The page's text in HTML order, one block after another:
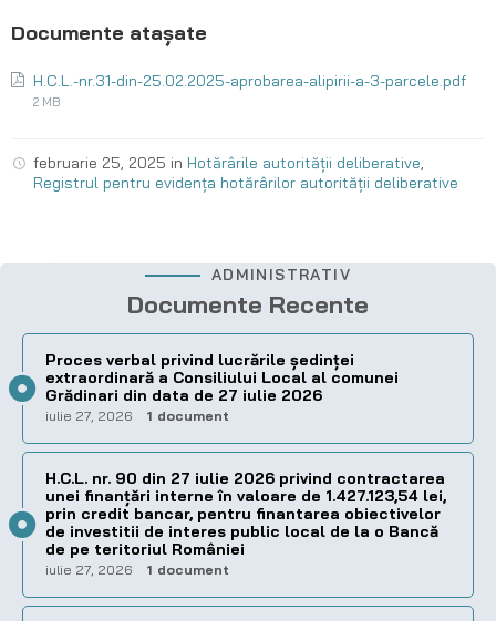
H.C.L.-nr.31-din-25.02.2025-aprobarea-alipirii-a-3-parcele.pdf
2 MB
februarie 25, 2025 in Hotărârile autorității deliberative,
Registrul pentru evidența hotărârilor autorității deliberative
ADMINISTRATIV
Documente Recente
Proces verbal privind lucrările ședinței
extraordinară a Consiliului Local al comunei
Grădinari din data de 27 iulie 2026
iulie 27, 2026 1 document
H.C.L. nr. 90 din 27 iulie 2026 privind contractarea
unei finanțări interne în valoare de 1.427.123,54 lei,
prin credit bancar, pentru finantarea obiectivelor
de investitii de interes public local de la o Bancă
de pe teritoriul României
iulie 27, 2026 1 document